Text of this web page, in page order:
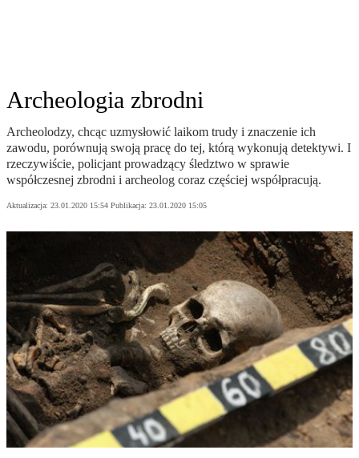
Archeologia zbrodni
Archeolodzy, chcąc uzmysłowić laikom trudy i znaczenie ich
zawodu, porównują swoją pracę do tej, którą wykonują detektywi. I
rzeczywiście, policjant prowadzący śledztwo w sprawie
współczesnej zbrodni i archeolog coraz częściej współpracują.
Aktualizacja: 23.01.2020 15:54 Publikacja: 23.01.2020 15:05